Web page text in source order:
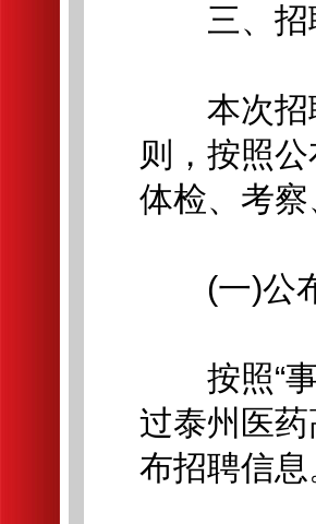
三、招
本次招聘
则，按照
体检、考
(一)公布
按照“事
过泰州医
布招聘信息